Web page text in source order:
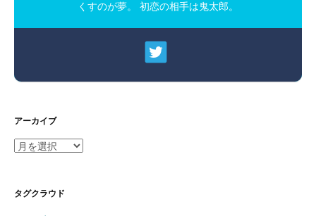
くすのが夢。 初恋の相手は鬼太郎。
アーカイブ
ア
イ
タグクラウド